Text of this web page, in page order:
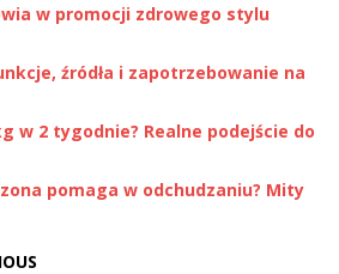
w promocji zdrowego stylu
źródła i zapotrzebowanie na
w 2 tygodnie? Realne podejście do
pomaga w odchudzaniu? Mity